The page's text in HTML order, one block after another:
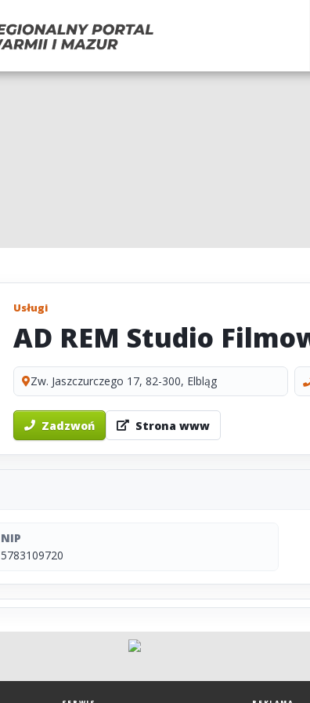
Usługi
AD REM Studio
Zw. Jaszczurczego 17, 82-300, Elbląg
Zadzwoń Strona www
NIP
5783109720